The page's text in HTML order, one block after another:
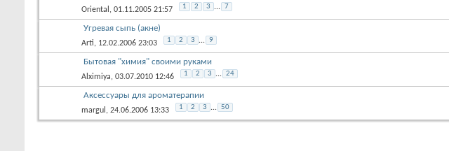
Oriental , 01.11.2005 21:57 1 2 3 ... 7
Угревая сыпь (акне)
Arti, 12.02.2006 23:03 1 2 3 ... 9
Бытовая "химия" своими руками
Alximiya, 03.07.2010 12:46 1 2 3 ... 24
Аксессуары для ароматерапии
margul , 24.06.2006 13:33 1 2 3 ... 50